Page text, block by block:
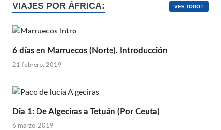
VIAJES POR ÁFRICA: VER TODO
6 días en Marruecos (Norte). Introducción
21 febrero, 2019
Dia 1: De Algeciras a Tetuán (Por Ceuta)
6 marzo, 2019